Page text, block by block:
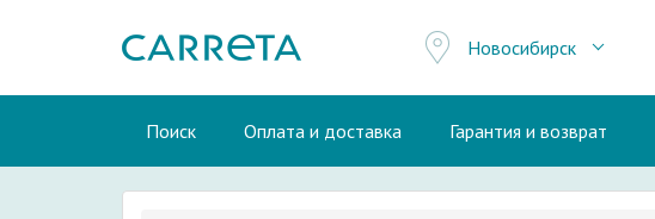
Новосибирск
Поиск Оплата и доставка Гарантия и возврат